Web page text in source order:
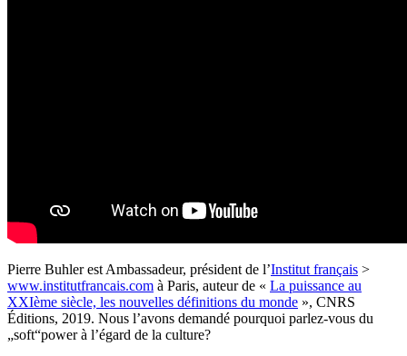
Pierre Buhler est Ambassadeur, président de l’Institut français >
www.institutfrancais.com à Paris, auteur de « La puissance au
XXIème siècle, les nouvelles définitions du monde », CNRS
Éditions, 2019. Nous l’avons demandé pourquoi parlez-vous du
„soft“power à l’égard de la culture?